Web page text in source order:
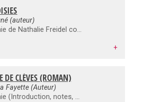
(auteur)
Édition enrichie de Nathalie Freidel comportant une préface et un dossier sur l’œuvre. De même que deux vers de Racine suffisent à reconnaître la main du maître, deux lignes de Sévigné signalent immédiatement le style, le savoir-faire, la langue inimitables de l’épistolière. Encline au libertinage intellectuel, réfractaire à l’endoctrinement, Mme de Sévigné (1626-1696) est le pur produit de la société du loisir lettré. Ses lettres témoignent de ce besoin de tourner toute chose en dérision : ses contemporains, dont elle excelle à fournir des portraits satiriques, comme elle-même. Par le détour du pastiche, de l’ironie et de l’humour, elle dresse un portrait de soi parmi les plus vivants, les plus audacieux et les plus émouvants de son siècle. Mais les lettres consacrées aux opérations militaires, à la révolte de la Bretagne, à l’exil des rois d’Angleterre ainsi que l’intérêt porté à la politique familiale des Grignan en Provence dévoilent aussi un engagement sur un terrain où les femmes étaient loin d’être les bienvenues. Par son rayonnement – de la vie mondaine à la sphère politique en passant par l’intime – et son ton unique, Mme de Sévigné fait souffler un vent de liberté dans le classicisme français.
+
DE CLÈVES (ROMAN)
Fayette (Auteur)
Edition enrichie (Introduction, notes, glossaire, chronologie et bibliographie) « La magnificence et la galanterie n'ont jamais paru avec tant d'éclat que dans les années du règne de Henri second », et c'est bien sur le théâtre de la brillante cour des Valois que se noue et se joue la passion de la princesse de Clèves et du duc de Nemours. Passion tacite, et qui ne s'exprime longtemps que par des signes : un portrait dérobé, la couleur d'un vêtement au tournoi, la soudaine émotion d'un visage. Passion tragique, aussi, dont la mort est la conséquence imprévue. Si La Princesse de Clèves, lors de sa parution en 1678, est le livre le plus immédiatement commenté de son époque, c'est que, sans rompre totalement avec le roman antérieur, il y introduit le souci de vraisemblance et de brièveté qui caractérise alors la nouvelle, et concilie de manière neuve narration et psychologie. Le premier des romans d'analyse ? Certainement. Mais simplement, aussi, un grand roman sans romanesque.